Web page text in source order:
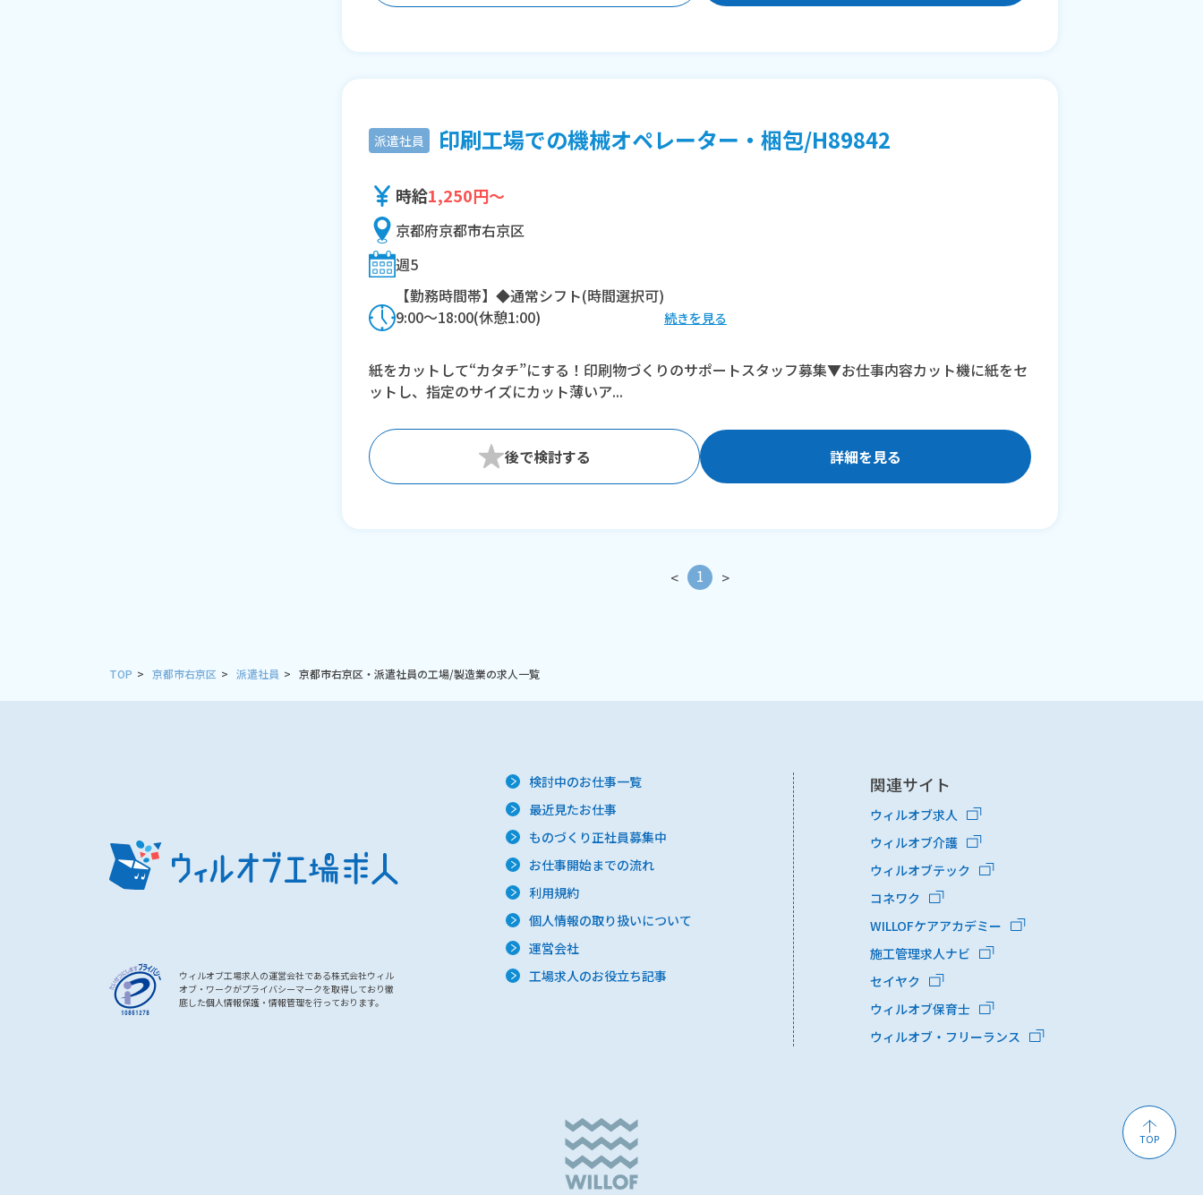
派遣社員 印刷工場での機械オペレーター・梱包/H89842
時給1,250円～
京都府京都市右京区
週5
【勤務時間帯】◆通常シフト(時間選択可)
9:00〜18:00(休憩1:00)
※残業：20〜40時間程度/月
続きを見る
紙をカットして“カタチ”にする！印刷物づくりのサポートスタッフ募集▼お仕事内容カット機に紙をセ
ットし、指定のサイズにカット薄いア...
詳細を見る
< 1 >
TOP 京都市右京区 派遣社員 京都市右京区・派遣社員の工場/製造業の求人一覧
TOP
ウィルオブ工場求人の運営会社である株式会社ウィル
オブ・ワークがプライバシーマークを取得しており徹
底した個人情報保護・情報管理を行っております。
検討中のお仕事一覧
最近見たお仕事
ものづくり正社員募集中
お仕事開始までの流れ
利用規約
個人情報の取り扱いについて
運営会社
工場求人のお役立ち記事
関連サイト
ウィルオブ求人
ウィルオブ介護
ウィルオブテック
コネワク
WILLOFケアアカデミー
施工管理求人ナビ
セイヤク
ウィルオブ保育士
ウィルオブ・フリーランス